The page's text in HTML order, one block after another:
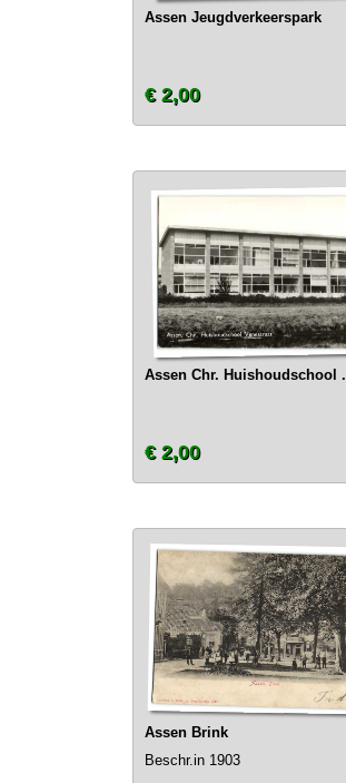
Assen Jeugdverkeerspark
€ 2,00
Assen Chr. Huishoudschool .
€ 2,00
Assen Brink
Beschr.in 1903